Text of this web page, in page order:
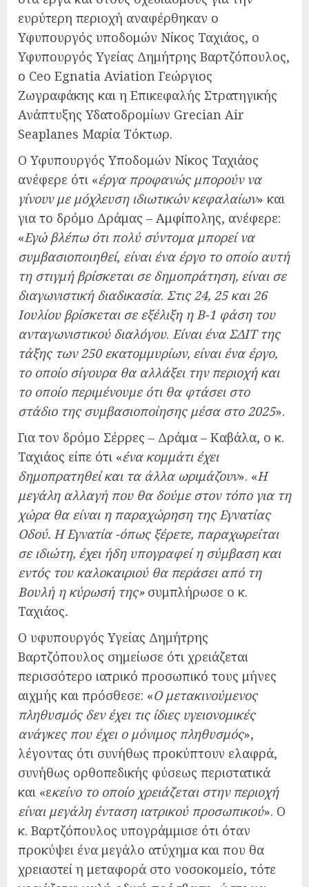
ευρύτερη περιοχή αναφέρθηκαν ο
Υφυπουργός υποδομών Νίκος Ταχιάος, ο
Υφυπουργός Υγείας Δημήτρης Βαρτζόπουλος,
ο Ceo Egnatia Aviation Γεώργιος
Ζωγραφάκης και η Επικεφαλής Στρατηγικής
Ανάπτυξης Υδατοδρομίων Grecian Air
Seaplanes Μαρία Τόκτωρ.
Ο Υφυπουργός Υποδομών Νίκος Ταχιάος
ανέφερε ότι «έργα προφανώς μπορούν να
γίνουν με μόχλευση ιδιωτικών κεφαλαίων» και
για το δρόμο Δράμας – Αμφίπολης, ανέφερε:
«Εγώ βλέπω ότι πολύ σύντομα μπορεί να
συμβασιοποιηθεί, είναι ένα έργο το οποίο αυτή
τη στιγμή βρίσκεται σε δημοπράτηση, είναι σε
διαγωνιστική διαδικασία. Στις 24, 25 και 26
Ιουλίου βρίσκεται σε εξέλιξη η Β-1 φάση του
ανταγωνιστικού διαλόγου. Είναι ένα ΣΔΙΤ της
τάξης των 250 εκατομμυρίων, είναι ένα έργο,
το οποίο σίγουρα θα αλλάξει την περιοχή και
το οποίο περιμένουμε ότι θα φτάσει στο
στάδιο της συμβασιοποίησης μέσα στο 2025».
Για τον δρόμο Σέρρες – Δράμα – Καβάλα, ο κ.
Ταχιάος είπε ότι «ένα κομμάτι έχει
δημοπρατηθεί και τα άλλα ωριμάζουν». «Η
μεγάλη αλλαγή που θα δούμε στον τόπο για τη
χώρα θα είναι η παραχώρηση της Εγνατίας
Οδού. Η Εγνατία -όπως ξέρετε, παραχωρείται
σε ιδιώτη, έχει ήδη υπογραφεί η σύμβαση και
εντός του καλοκαιριού θα περάσει από τη
Βουλή η κύρωσή της» συμπλήρωσε ο κ.
Ταχιάος.
Ο υφυπουργός Υγείας Δημήτρης
Βαρτζόπουλος σημείωσε ότι χρειάζεται
περισσότερο ιατρικό προσωπικό τους μήνες
αιχμής και πρόσθεσε: «Ο μετακινούμενος
πληθυσμός δεν έχει τις ίδιες υγειονομικές
ανάγκες που έχει ο μόνιμος πληθυσμός»,
λέγοντας ότι συνήθως προκύπτουν ελαφρά,
συνήθως ορθοπεδικής φύσεως περιστατικά
και «εκείνο το οποίο χρειάζεται στην περιοχή
είναι μεγάλη ένταση ιατρικού προσωπικού». Ο
κ. Βαρτζόπουλος υπογράμμισε ότι όταν
προκύψει ένα μεγάλο ατύχημα και που θα
χρειαστεί η μεταφορά στο νοσοκομείο, τότε